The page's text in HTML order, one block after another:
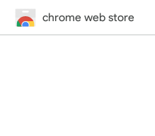
chrome web store